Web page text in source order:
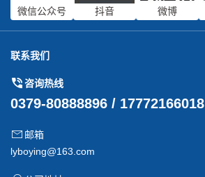
微信公众号 抖音 微博
联系我们
咨询热线
0379-80888896 / 17772166018
邮箱
lyboying@163.com